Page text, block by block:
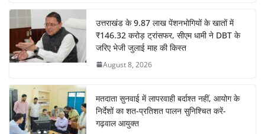
उत्तराखंड के 9.87 लाख पेंशनभोगियों के खातों में
₹146.32 करोड़ ट्रांसफर, सीएम धामी ने DBT के
जरिए भेजी जुलाई माह की किस्त
August 8, 2026
मतदाता सुनवाई में लापरवाही बर्दाश्त नहीं, आयोग के
निर्देशों का शत-प्रतिशत पालन सुनिश्चित करें-
गढ़वाल आयुक्त